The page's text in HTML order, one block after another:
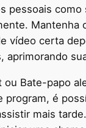
pessoais
Mantenha
vídeo certa
aprimorando
ou Bate-papo
program, é
mais tarde.